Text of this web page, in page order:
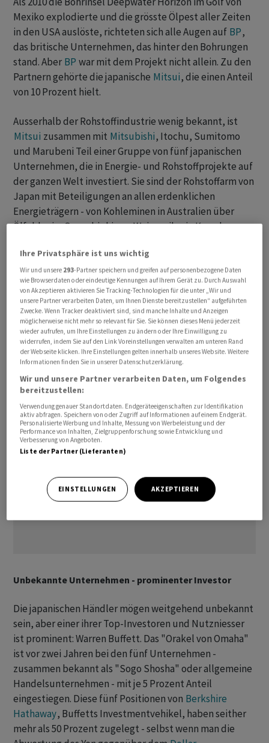
Mexiko explodierte und die grösste Ölpest aller Zeiten
in den USA auslöste, richteten sich alle Augen auf BP,
das britische Unternehmen, das hinter den Bohrungen
stand. Aber BP war mit dem Projekt nicht allein. Zu den
Partnern gehörte die japanische Mitsui, die einen Anteil
von 10 Prozent hielt.
Ausserhalb der Rohstoffindustrie wenig bekannt, ist
Mitsui zusammen mit Mitsubishi, Itochu, Sumitomo
und Marubeni Teil einer Gruppe von fünf japanischen
Unternehmen, die in Energie- und Rohstoffprojekte auf
der ganzen Welt investiert. Sie sind der Rohstoffarm von
Japan mit Beteiligungen an allen erdenklichen
Energieträgern - von Kohleminen in Australien über
Ölfelder im Oman bis hin zu Weizensilos in Kanada.
Seit Jahren ist dies ein monotones Geschäft, dem nur
wenig Beachtung geschenkt wurde. Aber jetzt
quetschen die japanischen Händler dank einer
einjährigen Phase himmelhoher Rohstoffpreise mehr
Cash als je zuvor aus diesen Projekten und gehören
damit zu den grössten Gewinnern des Inflationsbooms
von 2022. Rechnet man die Gewinne aus dem Kauf und
Verkauf der Rohstoffe hinzu, liegt das Nettoeinkommen
auf einem Rekordniveau.
Unbekannte Unternehmen - prominenter Investor
Die japanischen Händler mögen weitgehend unbekannt
sein, aber einer ihrer Top-Investoren und Nutzniesser
ist prominent: Warren Buffett. Das "Orakel von Omaha"
ist vor zwei Jahren bei den fünf Unternehmen -
zusammen bekannt als "Sogo Shosha" oder allgemeine
Handelsunternehmen - mit je 5 Prozent Anteil
eingestiegen. Diese fünf Positionen von Berkshire
Hathaway, Buffetts Investmentvehikel, haben seither
mehr als 50 Prozent zugelegt - selbst wenn man die
Ihre Privatsphäre ist uns wichtig
Wir und unsere 293-Partner speichern und greifen auf personenbezogene Daten
wie Browserdaten oder eindeutige Kennungen auf Ihrem Gerät zu. Durch Auswahl
von Akzeptieren aktivieren Sie Tracking-Technologien für die unter „Wir und
unsere Partner verarbeiten Daten, um Ihnen Dienste bereitzustellen“ aufgeführten
Zwecke. Wenn Tracker deaktiviert sind, sind manche Inhalte und Anzeigen
möglicherweise nicht mehr so relevant für Sie. Sie können dieses Menü jederzeit
wieder aufrufen, um Ihre Einstellungen zu ändern oder Ihre Einwilligung zu
widerrufen, indem Sie auf den Link Voreinstellungen verwalten am unteren Rand
der Webseite klicken. Ihre Einstellungen gelten innerhalb unseres Website. Weitere
Informationen finden Sie in unserer Datenschutzerklärung.
Wir und unsere Partner verarbeiten Daten, um Folgendes
bereitzustellen:
Verwendung genauer Standortdaten. Endgeräteeigenschaften zur Identifikation
aktiv abfragen. Speichern von oder Zugriff auf Informationen auf einem Endgerät.
Personalisierte Werbung und Inhalte, Messung von Werbeleistung und der
Performance von Inhalten, Zielgruppenforschung sowie Entwicklung und
Verbesserung von Angeboten.
Liste der Partner (Lieferanten)
EINSTELLUNGEN AKZEPTIEREN